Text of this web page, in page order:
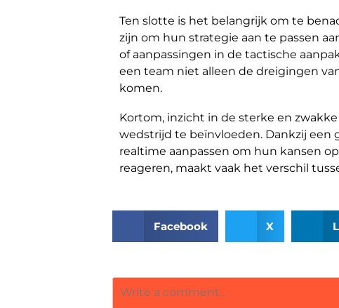
Ten slotte is het belangrijk om te
zijn om hun strategie aan te passen
of aanpassingen in de tactische
een team niet alleen de dreigingen
komen.
Kortom, inzicht in de sterke en
wedstrijd te beïnvloeden. Dankzij een
realtime aanpassen om hun kansen
reageren, maakt vaak het verschil
Facebook X